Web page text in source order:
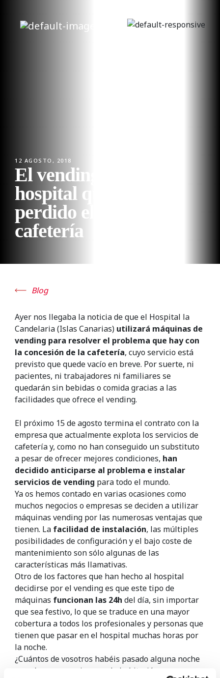
12 AGOSTO, 2018
El vending salva a un
hospital que había
perdido el servicio de
cafetería
Blog
Ayer nos llegaba la noticia de que el Hospital la
Candelaria (Islas Canarias) utilizará máquinas de
vending para resolver el problema que hay con
la concesión de la cafetería, cuyo servicio está
previsto que quede vacío en breve. Por suerte, ni
pacientes, ni trabajadores ni familiares se
quedarán sin bebidas o comida gracias a las
facilidades que ofrece el vending.
El próximo 15 de agosto termina el contrato con la
empresa que actualmente explota los servicios de
cafetería y, como no han conseguido un substituto
a pesar de ofrecer mejores condiciones, han
decidido anticiparse al problema e instalar
servicios de vending para todo el mundo.
Ya os hemos contado en varias ocasiones como
muchos negocios o empresas se deciden a utilizar
máquinas vending por las numerosas ventajas que
tienen. La facilidad de instalación, las múltiples
posibilidades de configuración y el bajo coste de
mantenimiento son sólo algunas de las
características más llamativas.
Otro de los factores que han hecho al hospital
decidirse por el vending es que este tipo de
máquinas funcionan las 24h del día, sin importar
que sea festivo, lo que se traduce en una mayor
cobertura a todos los profesionales y personas que
tienen que pasar en el hospital muchas horas por
la noche.
¿Cuántos de vosotros habéis pasado alguna noche
en vela en urgencias o en la habitación con un